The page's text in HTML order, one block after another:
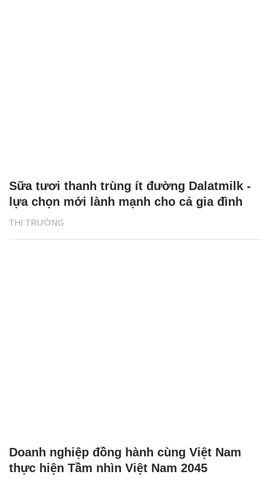
THỊ TRƯỜNG
Sữa tươi thanh trùng ít đường Dalatmilk -
lựa chọn mới lành mạnh cho cả gia đình
Doanh nghiệp đồng hành cùng Việt Nam
thực hiện Tầm nhìn Việt Nam 2045